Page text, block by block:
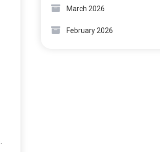
March 2026
February 2026